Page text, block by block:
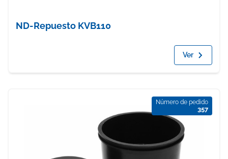
ND-Repuesto KVB110
Ver
Número de pedido
357